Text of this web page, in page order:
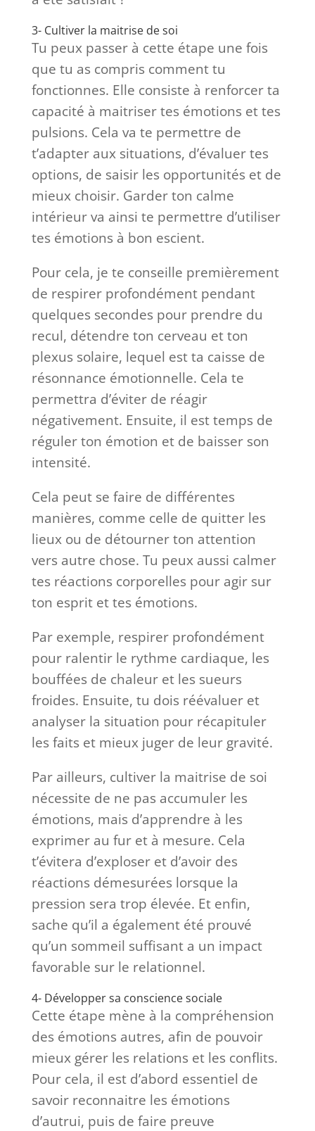
3- Cultiver la maitrise de soi
Tu peux passer à cette étape une fois
que tu as compris comment tu
fonctionnes. Elle consiste à renforcer ta
capacité à maitriser tes émotions et tes
pulsions. Cela va te permettre de
t’adapter aux situations, d’évaluer tes
options, de saisir les opportunités et de
mieux choisir. Garder ton calme
intérieur va ainsi te permettre d’utiliser
tes émotions à bon escient.
Pour cela, je te conseille premièrement
de respirer profondément pendant
quelques secondes pour prendre du
recul, détendre ton cerveau et ton
plexus solaire, lequel est ta caisse de
résonnance émotionnelle. Cela te
permettra d’éviter de réagir
négativement. Ensuite, il est temps de
réguler ton émotion et de baisser son
intensité.
Cela peut se faire de différentes
manières, comme celle de quitter les
lieux ou de détourner ton attention
vers autre chose. Tu peux aussi calmer
tes réactions corporelles pour agir sur
ton esprit et tes émotions.
Par exemple, respirer profondément
pour ralentir le rythme cardiaque, les
bouffées de chaleur et les sueurs
froides. Ensuite, tu dois réévaluer et
analyser la situation pour récapituler
les faits et mieux juger de leur gravité.
Par ailleurs, cultiver la maitrise de soi
nécessite de ne pas accumuler les
émotions, mais d’apprendre à les
exprimer au fur et à mesure. Cela
t’évitera d’exploser et d’avoir des
réactions démesurées lorsque la
pression sera trop élevée. Et enfin,
sache qu’il a également été prouvé
qu’un sommeil suffisant a un impact
favorable sur le relationnel.
4- Développer sa conscience sociale
Cette étape mène à la compréhension
des émotions autres, afin de pouvoir
mieux gérer les relations et les conflits.
Pour cela, il est d’abord essentiel de
savoir reconnaitre les émotions
d’autrui, puis de faire preuve